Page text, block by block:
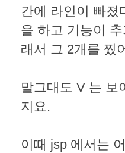
간에 라인이 빠졌
을 하고 기능이
래서 그 2개를 찠
말그대도 V 는 보
지요.
이때 jsp 에서는